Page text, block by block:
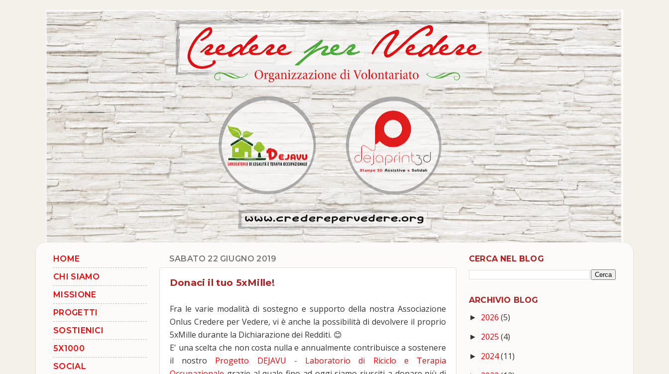
SABATO 22 GIUGNO 2019
Donaci il tuo 5xMille!
Fra le varie modalità di sostegno e supporto della nostra Associazione
Onlus Credere per Vedere, vi è anche la possibilità di devolvere il proprio
5xMille durante la Dichiarazione dei Redditi. 😊
E' una scelta che non costa nulla e annualmente contribuisce a sostenere
il nostro Progetto DEJAVU - Laboratorio di Riciclo e Terapia
HOME
CHI SIAMO
MISSIONE
PROGETTI
SOSTIENICI
5X1000
SOCIAL
CERCA NEL BLOG
ARCHIVIO BLOG
► 2026 (5)
► 2025 (4)
► 2024(11)